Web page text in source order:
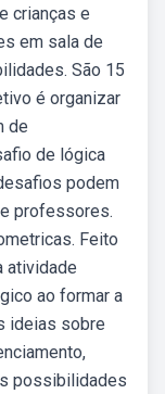
crianças e
em sala de
São 15
é organizar
de
de lógica
podem
professores.
Feito
atividade
ao formar a
ideias sobre
possibilidades